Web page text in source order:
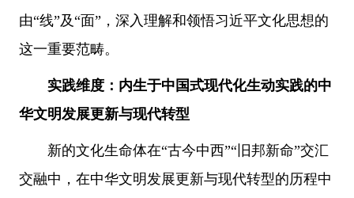
由“线”及“面”，深入理解和领悟习近平文化思想的
这一重要范畴。
实践维度：内生于中国式现代化生动实践的中
华文明发展更新与现代转型
新的文化生命体在“古今中西”“旧邦新命”交汇
交融中，在中华文明发展更新与现代转型的历程中